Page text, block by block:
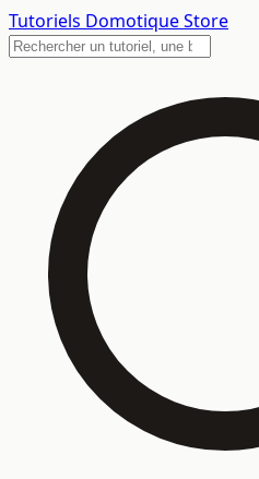
Tutoriels Domotique Store